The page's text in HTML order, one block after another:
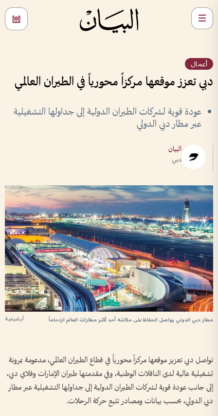
أعمال
دبي تعزز موقعها مركزاً محورياً في الطيران العالمي
عودة قوية لشركات الطيران الدولية إلى جداولها التشغيلية
عبر مطار دبي الدولي
البيان
دبي
أرشيفية مطار دبي الدولي يواصل الحفاظ على مكانته أحد أكثر مطارات العالم ازدحاماً
تواصل دبي تعزيز موقعها مركزاً محورياً في قطاع الطيران العالمي، مدعومة بمرونة
تشغيلية عالية لدى الناقلات الوطنية، وفي مقدمتها طيران الإمارات وفلاي دبي،
إلى جانب عودة قوية لشركات الطيران الدولية إلى جداولها التشغيلية عبر مطار
دبي الدولي، بحسب بيانات ومصادر تتبع حركة الرحلات.